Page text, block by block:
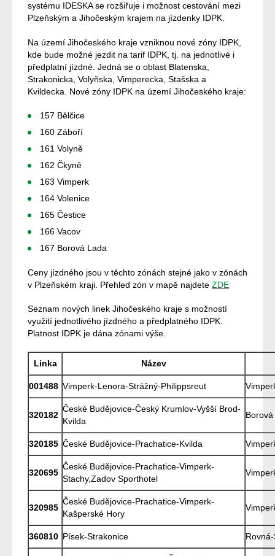
systému IDESKA se rozšiřuje i možnost cestování mezi
Plzeňským a Jihočeským krajem na jízdenky IDPK.
Na území Jihočeského kraje vzniknou nové zóny IDPK,
kde bude možné jezdit na tarif IDPK, tj. na jednotlivé i
předplatní jízdné. Jedná se o oblast Blatenska,
Strakonicka, Volyňska, Vimperecka, Stašska a
Kvildecka. Nové zóny IDPK na území Jihočeského kraje:
157 Bělčice
160 Záboří
161 Volyně
162 Čkyně
163 Vimperk
164 Volenice
165 Čestice
166 Vacov
167 Borová Lada
Ceny jízdného jsou v těchto zónách stejné jako v zónách
v Plzeňském kraji. Přehled zón v mapě najdete ZDE
Seznam nových linek Jihočeského kraje s možností
využití jednotlivého jízdného a předplatného IDPK.
Platnost IDPK je dána zónami výše.
Linka Název
001488 Vimperk-Lenora-Strážný-Philippsreut
320182
České Budějovice-Český Krumlov-Vyšší Brod-
Kvilda
320185 České Budějovice-Prachatice-Kvilda
320695
České Budějovice-Prachatice-Vimperk-
Stachy,Zadov Sporthotel
320985
České Budějovice-Prachatice-Vimperk-
Kašperské Hory
360810 Písek-Strakonice